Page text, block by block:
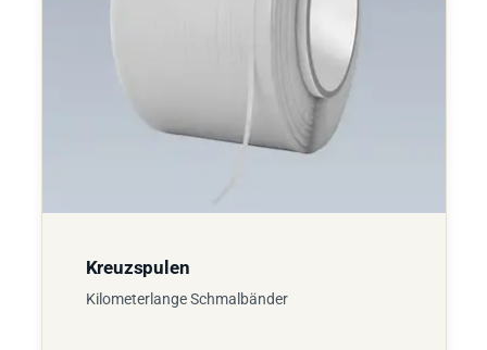
Kreuzspulen
Kilometerlange Schmalbänder